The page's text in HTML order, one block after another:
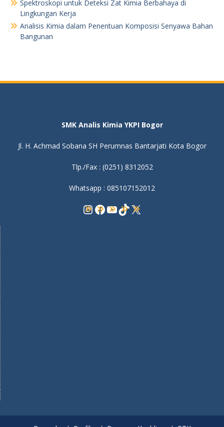
Spektroskopi untuk Deteksi Zat Kimia Berbahaya di
Lingkungan Kerja
Analisis Kimia dalam Penentuan Komposisi Senyawa Bahan
Bangunan
SMK Analis Kimia YKPI Bogor
Jl. H. Achmad Sobana SH Perumnas Bantarjati Kota Bogor
Tlp./Fax : (0251) 8312052
Whatsapp : 085107152012
Instagram
Facebook
YouTube
TikTok
X